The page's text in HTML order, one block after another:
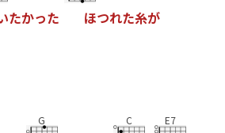
たかった ほつれた糸が
G C E7